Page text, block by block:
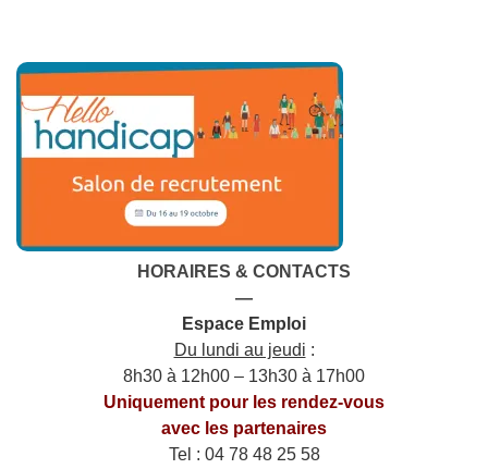
HORAIRES & CONTACTS
—
Espace Emploi
Du lundi au jeudi :
8h30 à 12h00 – 13h30 à 17h00
Uniquement pour les rendez-vous
avec les partenaires
Tel : 04 78 48 25 58